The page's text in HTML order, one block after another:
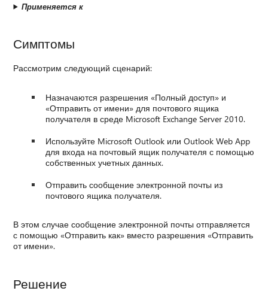
Применяется к
Симптомы
Рассмотрим следующий сценарий:
Назначаются разрешения «Полный доступ» и
«Отправить от имени» для почтового ящика
получателя в среде Microsoft Exchange Server 2010.
Используйте Microsoft Outlook или Outlook Web App
для входа на почтовый ящик получателя с помощью
собственных учетных данных.
Отправить сообщение электронной почты из
почтового ящика получателя.
В этом случае сообщение электронной почты отправляется
с помощью «Отправить как» вместо разрешения «Отправить
от имени».
Решение